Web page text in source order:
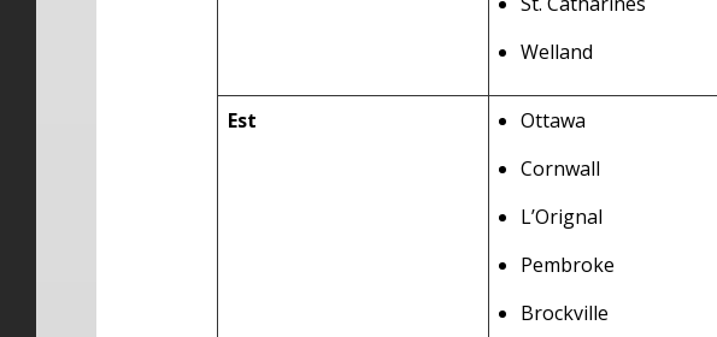
Welland
Est
Ottawa
Cornwall
L’Orignal
Pembroke
Brockville